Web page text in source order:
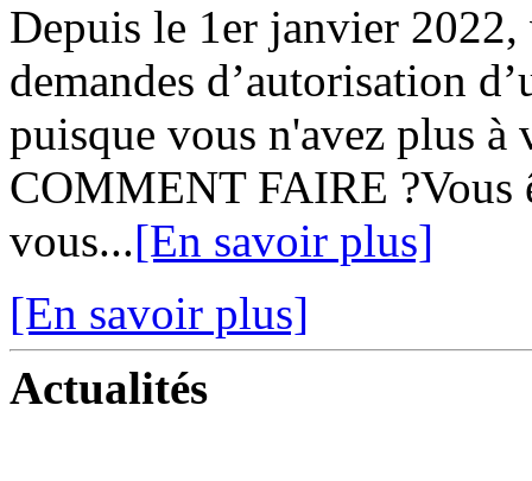
Depuis le 1er janvier
demandes d’autorisation
puisque vous n'avez plus à
COMMENT FAIRE ?Vous
vous...[En savoir plus]
[En savoir plus]
Actualités